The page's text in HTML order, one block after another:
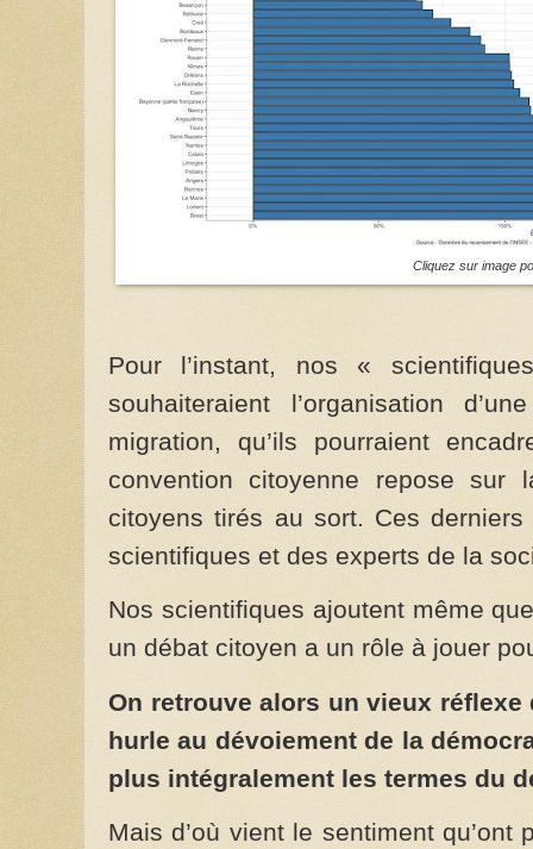
Cliquez sur image
Pour l’instant, nos «
souhaiteraient l’organisation
migration, qu’ils pourraient
convention citoyenne repose sur
citoyens tirés au sort. Ces
scientifiques et des experts de la
Nos scientifiques ajoutent même
un débat citoyen a un rôle à jouer
On retrouve alors un vieux
hurle au dévoiement de la
plus intégralement les termes du
Mais d’où vient le sentiment